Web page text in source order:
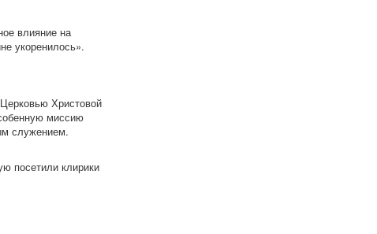
влияние на
укоренилось».
Христовой
миссию
служением.
посетили клирики